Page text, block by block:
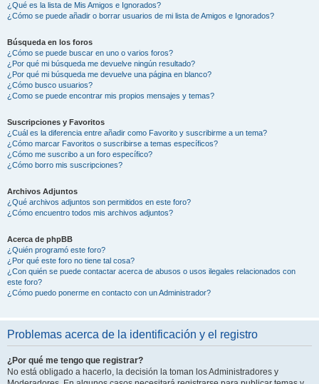
¿Qué es la lista de Mis Amigos e Ignorados?
¿Cómo se puede añadir o borrar usuarios de mi lista de Amigos e Ignorados?
Búsqueda en los foros
¿Cómo se puede buscar en uno o varios foros?
¿Por qué mi búsqueda me devuelve ningún resultado?
¿Por qué mi búsqueda me devuelve una página en blanco?
¿Cómo busco usuarios?
¿Como se puede encontrar mis propios mensajes y temas?
Suscripciones y Favoritos
¿Cuál es la diferencia entre añadir como Favorito y suscribirme a un tema?
¿Cómo marcar Favoritos o suscribirse a temas específicos?
¿Cómo me suscribo a un foro específico?
¿Cómo borro mis suscripciones?
Archivos Adjuntos
¿Qué archivos adjuntos son permitidos en este foro?
¿Cómo encuentro todos mis archivos adjuntos?
Acerca de phpBB
¿Quién programó este foro?
¿Por qué este foro no tiene tal cosa?
¿Con quién se puede contactar acerca de abusos o usos ilegales relacionados con
este foro?
¿Cómo puedo ponerme en contacto con un Administrador?
Problemas acerca de la identificación y el registro
¿Por qué me tengo que registrar?
No está obligado a hacerlo, la decisión la toman los Administradores y